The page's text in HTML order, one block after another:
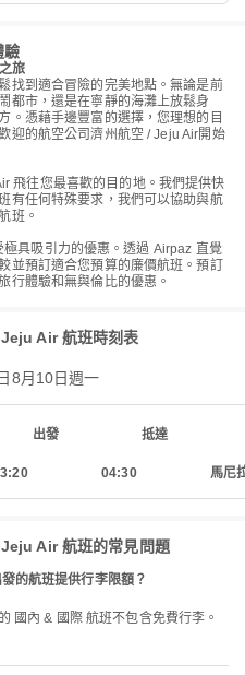
驗
旅
找到適合冒險的完美地點。無論是前
都市，還是在寧靜的海灘上放鬆身
。憑藉手邊豐富的選擇，您理想的目
迎的航空公司濟州航空 / Jeju Air開始
飛往您最喜歡的目的地。我們提供快
有任何特殊要求，我們可以協助與航
班。
具吸引力的優惠。透過 Airpaz 直覺
並預訂適合您預算的廉價航班。預訂
行體驗和無與倫比的優惠。
Air 航班時刻表
8月10日週一
出發 抵達
04:30 馬尼
Air 航班的常見問題
的航班提供行李限額？